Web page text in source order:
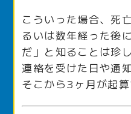
こういった場合、死
るいは数年経った後
だ」と知ることは珍
連絡を受けた日や通
そこから3ヶ月が起算